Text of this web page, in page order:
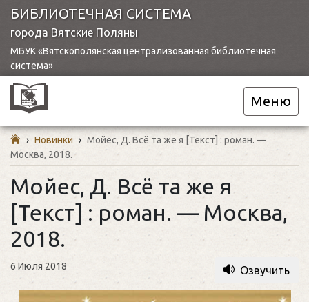
БИБЛИОТЕЧНАЯ СИСТЕМА
города Вятские Поляны
МБУК «Вятскополянская централизованная библиотечная
система»
Меню
› Новинки › Мойес, Д. Всё та же я [Текст] : роман. —
Москва, 2018.
Мойес, Д. Всё та же я
[Текст] : роман. — Москва,
2018.
6 Июля 2018 Озвучить